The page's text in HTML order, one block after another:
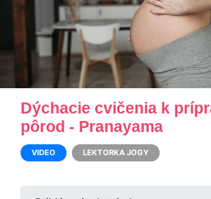
Dýchacie cvičenia k
pôrod - Pranayama
VIDEO LEKTORKA JOGY